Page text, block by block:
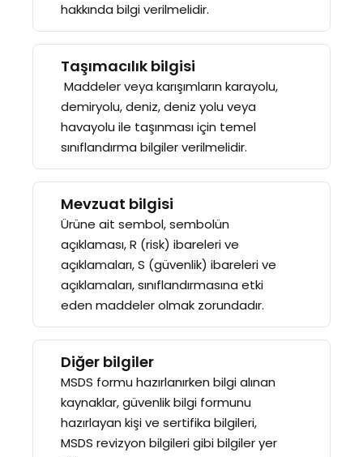
hakkında bilgi verilmelidir.
Taşımacılık bilgisi
Maddeler veya karışımların karayolu,
demiryolu, deniz, deniz yolu veya
havayolu ile taşınması için temel
sınıflandırma bilgiler verilmelidir.
Mevzuat bilgisi
Ürüne ait sembol, sembolün
açıklaması, R (risk) ibareleri ve
açıklamaları, S (güvenlik) ibareleri ve
açıklamaları, sınıflandırmasına etki
eden maddeler olmak zorundadır.
Diğer bilgiler
MSDS formu hazırlanırken bilgi alınan
kaynaklar, güvenlik bilgi formunu
hazırlayan kişi ve sertifika bilgileri,
MSDS revizyon bilgileri gibi bilgiler yer